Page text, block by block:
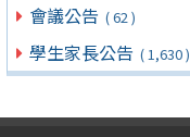
會議公告 ( 62 )
學生家長公告 ( 1,630 )